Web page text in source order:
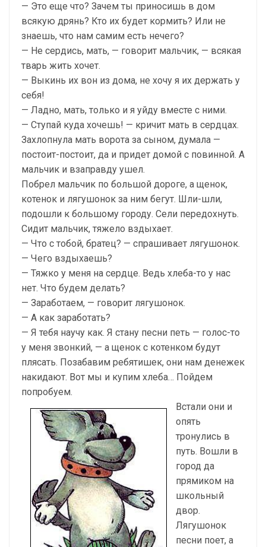
— Это еще что? Зачем ты приносишь в дом
всякую дрянь? Кто их будет кормить? Или не
знаешь, что нам самим есть нечего?
— Не сердись, мать, — говорит мальчик, — всякая
тварь жить хочет.
— Выкинь их вон из дома, не хочу я их держать у
себя!
— Ладно, мать, только и я уйду вместе с ними.
— Ступай куда хочешь! — кричит мать в сердцах.
Захлопнула мать ворота за сыном, думала —
постоит-постоит, да и придет домой с повинной. А
мальчик и взаправду ушел.
Побрел мальчик по большой дороге, а щенок,
котенок и лягушонок за ним бегут. Шли-шли,
подошли к большому городу. Сели передохнуть.
Сидит мальчик, тяжело вздыхает.
— Что с тобой, братец? — спрашивает лягушонок.
— Чего вздыхаешь?
— Тяжко у меня на сердце. Ведь хлеба-то у нас
нет. Что будем делать?
— Заработаем, — говорит лягушонок.
— А как заработать?
— Я тебя научу как. Я стану песни петь — голос-то
у меня звонкий, — а щенок с котенком будут
плясать. Позабавим ребятишек, они нам денежек
накидают. Вот мы и купим хлеба… Пойдем
попробуем.
Встали они и
опять
тронулись в
путь. Вошли в
город да
прямиком на
школьный
двор.
Лягушонок
песни поет, а